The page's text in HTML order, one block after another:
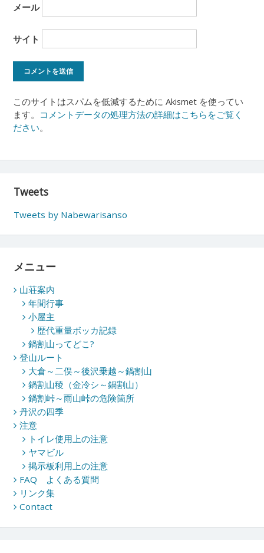
メール
サイト
このサイトはスパムを低減するために Akismet を使ってい
ます。 コメントデータの処理方法の詳細はこちらをご覧く
ださい。
Tweets
Tweets by Nabewarisanso
メニュー
山荘案内
年間行事
小屋主
歴代重量ボッカ記録
鍋割山ってどこ?
登山ルート
大倉～二俣～後沢乗越～鍋割山
鍋割山稜（金冷シ～鍋割山）
鍋割峠～雨山峠の危険箇所
丹沢の四季
注意
トイレ使用上の注意
ヤマビル
掲示板利用上の注意
FAQ よくある質問
リンク集
Contact